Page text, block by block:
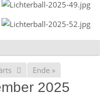
Ende »
2025